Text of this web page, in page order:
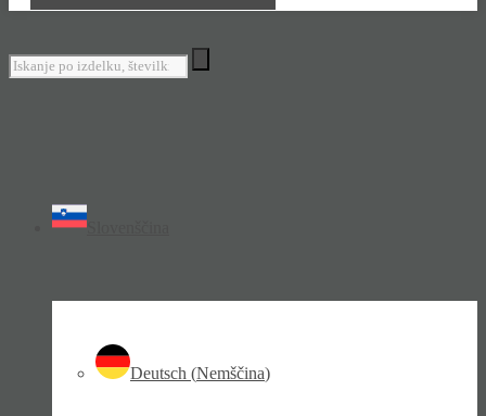
Deutsch (Nemščina)